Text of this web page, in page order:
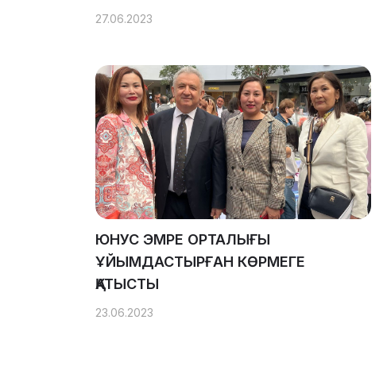
27.06.2023
ЮНУС ЭМРЕ ОРТАЛЫҒЫ
ҰЙЫМДАСТЫРҒАН КӨРМЕГЕ
ҚАТЫСТЫ
23.06.2023